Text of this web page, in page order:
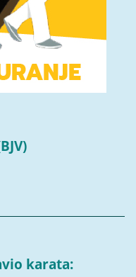
karata: